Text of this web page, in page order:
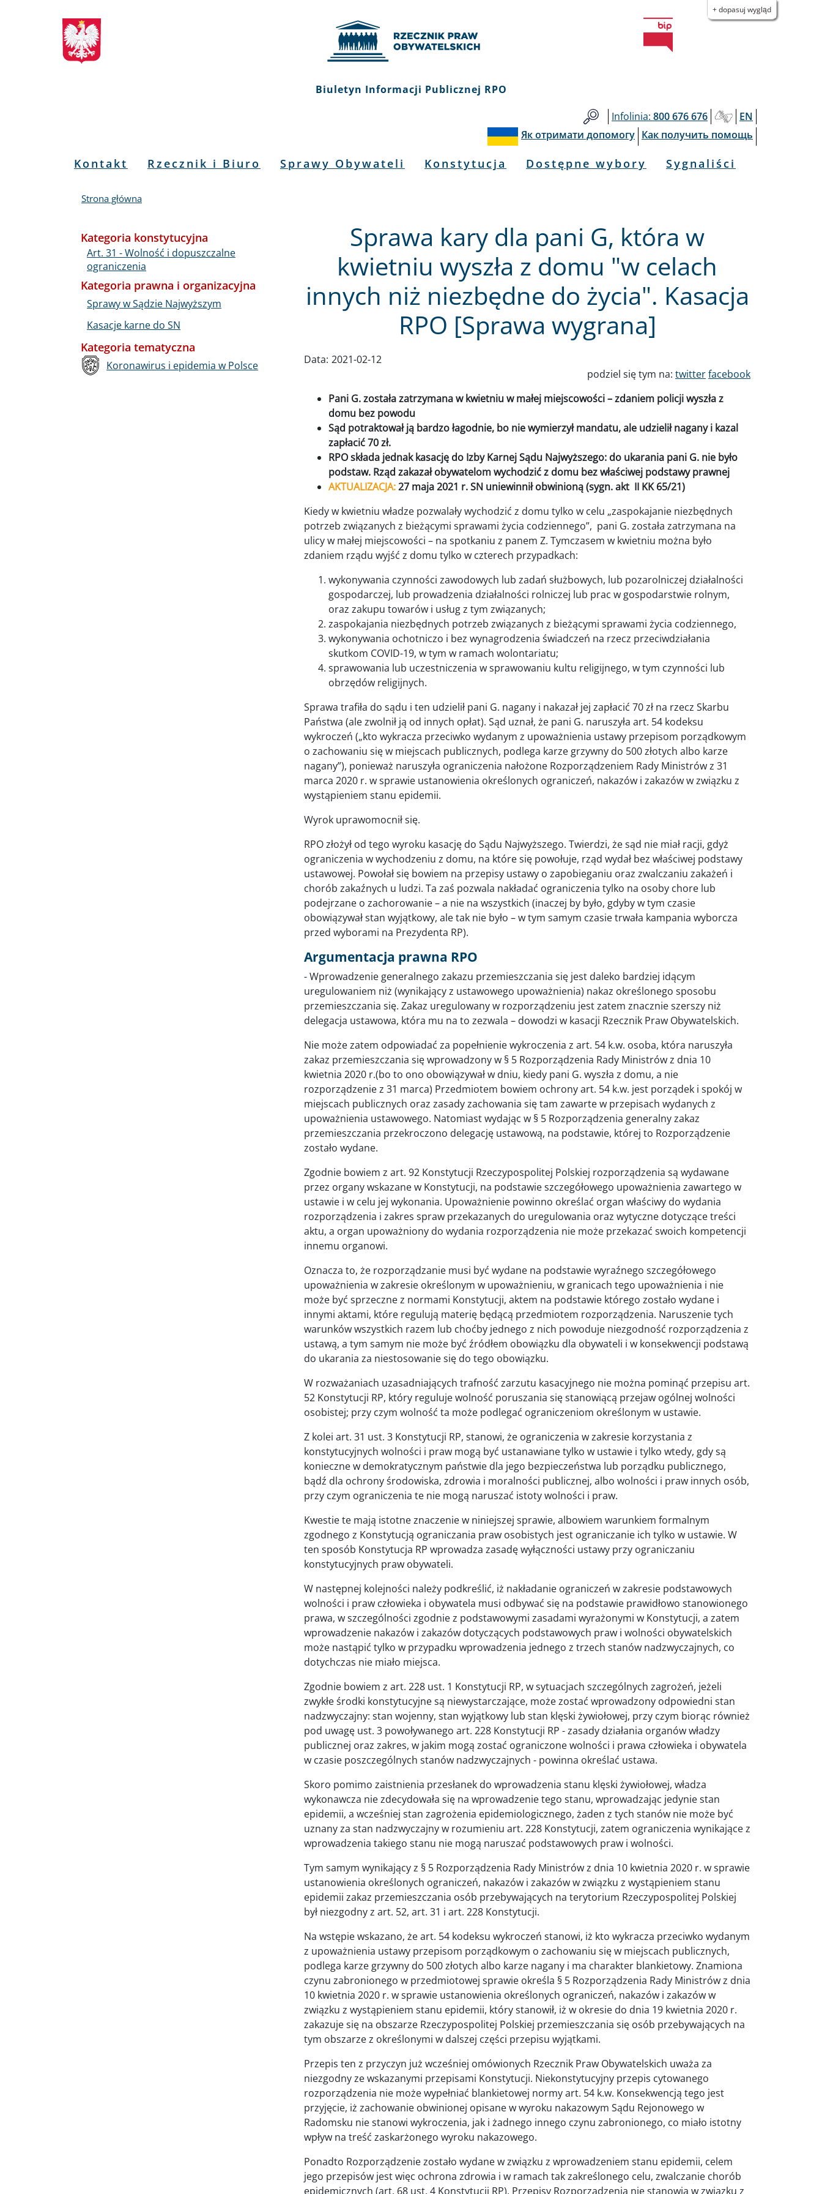
Biuletyn
Informacji
Publicznej
+ dopasuj wygląd
Biuletyn Informacji Publicznej RPO
Infolinia: 800 676 676
EN
Як отримати допомогу Как получить помощь
Menu
Kontakt Rzecznik i Biuro Sprawy Obywateli Konstytucja Dostępne wybory Sygnaliści
Strona główna
Sprawa kary dla pani G, która w
kwietniu wyszła z domu "w celach
innych niż niezbędne do życia". Kasacja
RPO [Sprawa wygrana]
Data: 2021-02-12
podziel się tym na: twitterfacebook
Pani G. została zatrzymana w kwietniu w małej miejscowości – zdaniem policji wyszła z
domu bez powodu
Sąd potraktował ją bardzo łagodnie, bo nie wymierzył mandatu, ale udzielił nagany i kazal
zapłacić 70 zł.
RPO składa jednak kasację do Izby Karnej Sądu Najwyższego: do ukarania pani G. nie było
podstaw. Rząd zakazał obywatelom wychodzić z domu bez właściwej podstawy prawnej
AKTUALIZACJA:27 maja 2021 r. SN uniewinnił obwinioną (sygn. akt II KK 65/21)
Kiedy w kwietniu władze pozwalały wychodzić z domu tylko w celu „zaspokajanie niezbędnych
potrzeb związanych z bieżącymi sprawami życia codziennego”, pani G. została zatrzymana na
ulicy w małej miejscowości – na spotkaniu z panem Z. Tymczasem w kwietniu można było
zdaniem rządu wyjść z domu tylko w czterech przypadkach:
wykonywania czynności zawodowych lub zadań służbowych, lub pozarolniczej działalności
gospodarczej, lub prowadzenia działalności rolniczej lub prac w gospodarstwie rolnym,
oraz zakupu towarów i usług z tym związanych;
zaspokajania niezbędnych potrzeb związanych z bieżącymi sprawami życia codziennego,
wykonywania ochotniczo i bez wynagrodzenia świadczeń na rzecz przeciwdziałania
skutkom COVID-19, w tym w ramach wolontariatu;
sprawowania lub uczestniczenia w sprawowaniu kultu religijnego, w tym czynności lub
obrzędów religijnych.
Sprawa trafiła do sądu i ten udzielił pani G. nagany i nakazał jej zapłacić 70 zł na rzecz Skarbu
Państwa (ale zwolnił ją od innych opłat). Sąd uznał, że pani G. naruszyła art. 54 kodeksu
wykroczeń („kto wykracza przeciwko wydanym z upoważnienia ustawy przepisom porządkowym
o zachowaniu się w miejscach publicznych, podlega karze grzywny do 500 złotych albo karze
nagany”), ponieważ naruszyła ograniczenia nałożone Rozporządzeniem Rady Ministrów z 31
marca 2020 r. w sprawie ustanowienia określonych ograniczeń, nakazów i zakazów w związku z
wystąpieniem stanu epidemii.
Wyrok uprawomocnił się.
RPO złożył od tego wyroku kasację do Sądu Najwyższego. Twierdzi, że sąd nie miał racji, gdyż
ograniczenia w wychodzeniu z domu, na które się powołuje, rząd wydał bez właściwej podstawy
ustawowej. Powołał się bowiem na przepisy ustawy o zapobieganiu oraz zwalczaniu zakażeń i
chorób zakaźnych u ludzi. Ta zaś pozwala nakładać ograniczenia tylko na osoby chore lub
podejrzane o zachorowanie – a nie na wszystkich (inaczej by było, gdyby w tym czasie
obowiązywał stan wyjątkowy, ale tak nie było – w tym samym czasie trwała kampania wyborcza
przed wyborami na Prezydenta RP).
Argumentacja prawna RPO
- Wprowadzenie generalnego zakazu przemieszczania się jest daleko bardziej idącym
uregulowaniem niż (wynikający z ustawowego upoważnienia) nakaz określonego sposobu
przemieszczania się. Zakaz uregulowany w rozporządzeniu jest zatem znacznie szerszy niż
delegacja ustawowa, która mu na to zezwala – dowodzi w kasacji Rzecznik Praw Obywatelskich.
Nie może zatem odpowiadać za popełnienie wykroczenia z art. 54 k.w. osoba, która naruszyła
zakaz przemieszczania się wprowadzony w § 5 Rozporządzenia Rady Ministrów z dnia 10
kwietnia 2020 r.(bo to ono obowiązywał w dniu, kiedy pani G. wyszła z domu, a nie
rozporządzenie z 31 marca) Przedmiotem bowiem ochrony art. 54 k.w. jest porządek i spokój w
miejscach publicznych oraz zasady zachowania się tam zawarte w przepisach wydanych z
upoważnienia ustawowego. Natomiast wydając w § 5 Rozporządzenia generalny zakaz
przemieszczania przekroczono delegację ustawową, na podstawie, której to Rozporządzenie
zostało wydane.
Zgodnie bowiem z art. 92 Konstytucji Rzeczypospolitej Polskiej rozporządzenia są wydawane
przez organy wskazane w Konstytucji, na podstawie szczegółowego upoważnienia zawartego w
ustawie i w celu jej wykonania. Upoważnienie powinno określać organ właściwy do wydania
rozporządzenia i zakres spraw przekazanych do uregulowania oraz wytyczne dotyczące treści
aktu, a organ upoważniony do wydania rozporządzenia nie może przekazać swoich kompetencji
innemu organowi.
Oznacza to, że rozporządzanie musi być wydane na podstawie wyraźnego szczegółowego
upoważnienia w zakresie określonym w upoważnieniu, w granicach tego upoważnienia i nie
może być sprzeczne z normami Konstytucji, aktem na podstawie którego zostało wydane i
innymi aktami, które regulują materię będącą przedmiotem rozporządzenia. Naruszenie tych
warunków wszystkich razem lub choćby jednego z nich powoduje niezgodność rozporządzenia z
ustawą, a tym samym nie może być źródłem obowiązku dla obywateli i w konsekwencji podstawą
do ukarania za niestosowanie się do tego obowiązku.
W rozważaniach uzasadniających trafność zarzutu kasacyjnego nie można pominąć przepisu art.
52 Konstytucji RP, który reguluje wolność poruszania się stanowiącą przejaw ogólnej wolności
osobistej; przy czym wolność ta może podlegać ograniczeniom określonym w ustawie.
Z kolei art. 31 ust. 3 Konstytucji RP, stanowi, że ograniczenia w zakresie korzystania z
konstytucyjnych wolności i praw mogą być ustanawiane tylko w ustawie i tylko wtedy, gdy są
konieczne w demokratycznym państwie dla jego bezpieczeństwa lub porządku publicznego,
bądź dla ochrony środowiska, zdrowia i moralności publicznej, albo wolności i praw innych osób,
przy czym ograniczenia te nie mogą naruszać istoty wolności i praw.
Kwestie te mają istotne znaczenie w niniejszej sprawie, albowiem warunkiem formalnym
zgodnego z Konstytucją ograniczania praw osobistych jest ograniczanie ich tylko w ustawie. W
ten sposób Konstytucja RP wprowadza zasadę wyłączności ustawy przy ograniczaniu
konstytucyjnych praw obywateli.
W następnej kolejności należy podkreślić, iż nakładanie ograniczeń w zakresie podstawowych
wolności i praw człowieka i obywatela musi odbywać się na podstawie prawidłowo stanowionego
prawa, w szczególności zgodnie z podstawowymi zasadami wyrażonymi w Konstytucji, a zatem
wprowadzenie nakazów i zakazów dotyczących podstawowych praw i wolności obywatelskich
może nastąpić tylko w przypadku wprowadzenia jednego z trzech stanów nadzwyczajnych, co
dotychczas nie miało miejsca.
Zgodnie bowiem z art. 228 ust. 1 Konstytucji RP, w sytuacjach szczególnych zagrożeń, jeżeli
zwykłe środki konstytucyjne są niewystarczające, może zostać wprowadzony odpowiedni stan
nadzwyczajny: stan wojenny, stan wyjątkowy lub stan klęski żywiołowej, przy czym biorąc również
pod uwagę ust. 3 powoływanego art. 228 Konstytucji RP - zasady działania organów władzy
publicznej oraz zakres, w jakim mogą zostać ograniczone wolności i prawa człowieka i obywatela
w czasie poszczególnych stanów nadzwyczajnych - powinna określać ustawa.
Skoro pomimo zaistnienia przesłanek do wprowadzenia stanu klęski żywiołowej, władza
wykonawcza nie zdecydowała się na wprowadzenie tego stanu, wprowadzając jedynie stan
epidemii, a wcześniej stan zagrożenia epidemiologicznego, żaden z tych stanów nie może być
uznany za stan nadzwyczajny w rozumieniu art. 228 Konstytucji, zatem ograniczenia wynikające z
wprowadzenia takiego stanu nie mogą naruszać podstawowych praw i wolności.
Tym samym wynikający z § 5 Rozporządzenia Rady Ministrów z dnia 10 kwietnia 2020 r. w sprawie
ustanowienia określonych ograniczeń, nakazów i zakazów w związku z wystąpieniem stanu
epidemii zakaz przemieszczania osób przebywających na terytorium Rzeczypospolitej Polskiej
był niezgodny z art. 52, art. 31 i art. 228 Konstytucji.
Na wstępie wskazano, że art. 54 kodeksu wykroczeń stanowi, iż kto wykracza przeciwko wydanym
z upoważnienia ustawy przepisom porządkowym o zachowaniu się w miejscach publicznych,
podlega karze grzywny do 500 złotych albo karze nagany i ma charakter blankietowy. Znamiona
czynu zabronionego w przedmiotowej sprawie określa § 5 Rozporządzenia Rady Ministrów z dnia
10 kwietnia 2020 r. w sprawie ustanowienia określonych ograniczeń, nakazów i zakazów w
związku z wystąpieniem stanu epidemii, który stanowił, iż w okresie do dnia 19 kwietnia 2020 r.
zakazuje się na obszarze Rzeczypospolitej Polskiej przemieszczania się osób przebywających na
tym obszarze z określonymi w dalszej części przepisu wyjątkami.
Przepis ten z przyczyn już wcześniej omówionych Rzecznik Praw Obywatelskich uważa za
niezgodny ze wskazanymi przepisami Konstytucji. Niekonstytucyjny przepis cytowanego
rozporządzenia nie może wypełniać blankietowej normy art. 54 k.w. Konsekwencją tego jest
przyjęcie, iż zachowanie obwinionej opisane w wyroku nakazowym Sądu Rejonowego w
Radomsku nie stanowi wykroczenia, jak i żadnego innego czynu zabronionego, co miało istotny
wpływ na treść zaskarżonego wyroku nakazowego.
Ponadto Rozporządzenie zostało wydane w związku z wprowadzeniem stanu epidemii, celem
jego przepisów jest więc ochrona zdrowia i w ramach tak zakreślonego celu, zwalczanie chorób
epidemicznych (art. 68 ust. 4 Konstytucji RP). Przepisy Rozporządzenia nie stanowią w związku z
Kategoria konstytucyjna
Art. 31 - Wolność i dopuszczalne
ograniczenia
Kategoria prawna i organizacyjna
Sprawy w Sądzie Najwyższym
Kasacje karne do SN
Kategoria tematyczna
Koronawirus i epidemia w Polsce